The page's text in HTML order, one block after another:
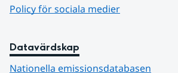
Policy för sociala medier
Datavärdskap
Nationella emissionsdatabasen